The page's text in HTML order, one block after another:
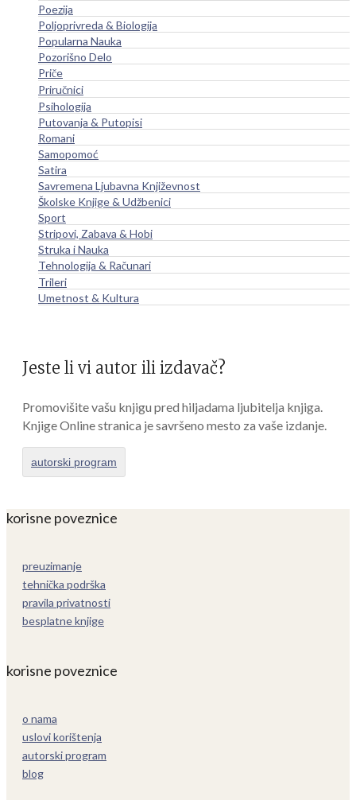
Poezija
Poljoprivreda & Biologija
Popularna Nauka
Pozorišno Delo
Priče
Priručnici
Psihologija
Putovanja & Putopisi
Romani
Samopomoć
Satira
Savremena Ljubavna Književnost
Školske Knjige & Udžbenici
Sport
Stripovi, Zabava & Hobi
Struka i Nauka
Tehnologija & Računari
Trileri
Umetnost & Kultura
Jeste li vi autor ili izdavač?
Promovišite vašu knjigu pred hiljadama ljubitelja knjiga.
Knjige Online stranica je savršeno mesto za vaše izdanje.
autorski program
korisne poveznice
preuzimanje
tehnička podrška
pravila privatnosti
besplatne knjige
korisne poveznice
o nama
uslovi korištenja
autorski program
blog